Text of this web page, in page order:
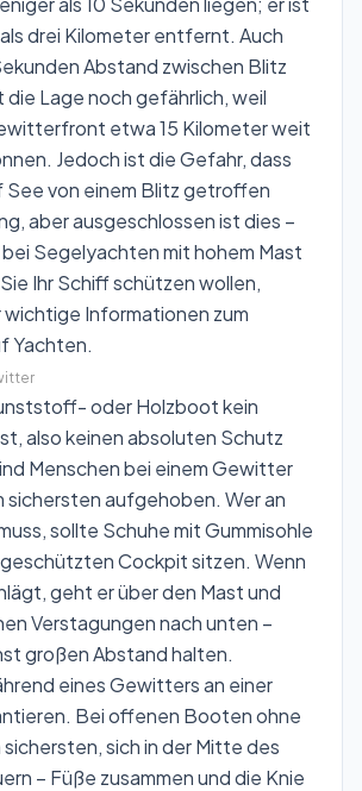
drei Kilometer entfernt. Auch
Abstand zwischen Blitz
die Lage noch gefährlich, weil
etwa 15 Kilometer weit
Jedoch ist die Gefahr, dass
See von einem Blitz getroffen
aber ausgeschlossen ist dies –
Segelyachten mit hohem Mast
Ihr Schiff schützen wollen,
wichtige Informationen zum
Yachten.
oder Holzboot kein
also keinen absoluten Schutz
Menschen bei einem Gewitter
sichersten aufgehoben. Wer an
sollte Schuhe mit Gummisohle
Cockpit sitzen. Wenn
geht er über den Mast und
Verstagungen nach unten –
großen Abstand halten.
eines Gewitters an einer
Bei offenen Booten ohne
sichersten, sich in der Mitte des
– Füße zusammen und die Knie